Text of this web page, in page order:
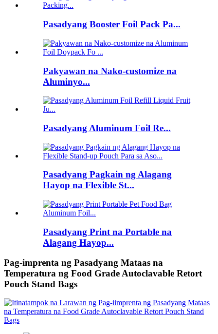
Pasadyang Booster Foil Pack Pa...
Pakyawan na Nako-customize na
Aluminyo...
Pasadyang Aluminum Foil Re...
Pasadyang Pagkain ng Alagang
Hayop na Flexible St...
Pasadyang Print na Portable na
Alagang Hayop...
Pag-imprenta ng Pasadyang Mataas na
Temperatura ng Food Grade Autoclavable Retort
Pouch Stand Bags